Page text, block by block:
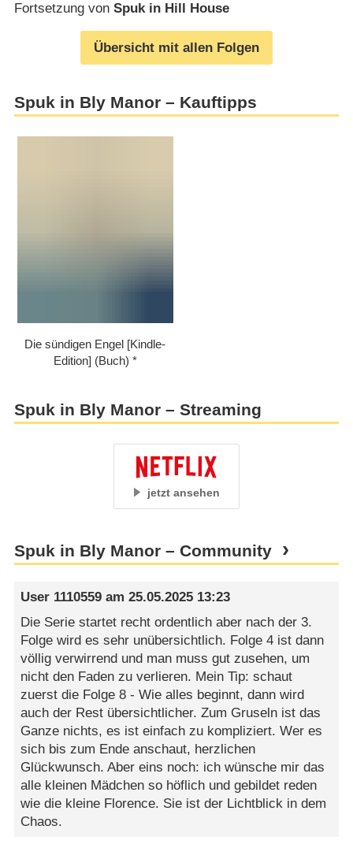
Fortsetzung von Spuk in Hill House
Übersicht mit allen Folgen
Spuk in Bly Manor – Kauftipps
Die sündigen Engel [Kindle-
Edition] (Buch)
Spuk in Bly Manor – Streaming
jetzt ansehen
Spuk in Bly Manor – Community
User 1110559 am25.05.2025 13:23
Die Serie startet recht ordentlich aber nach der 3.
Folge wird es sehr unübersichtlich. Folge 4 ist dann
völlig verwirrend und man muss gut zusehen, um
nicht den Faden zu verlieren. Mein Tip: schaut
zuerst die Folge 8 - Wie alles beginnt, dann wird
auch der Rest übersichtlicher. Zum Gruseln ist das
Ganze nichts, es ist einfach zu kompliziert. Wer es
sich bis zum Ende anschaut, herzlichen
Glückwunsch. Aber eins noch: ich wünsche mir das
alle kleinen Mädchen so höflich und gebildet reden
wie die kleine Florence. Sie ist der Lichtblick in dem
Chaos.